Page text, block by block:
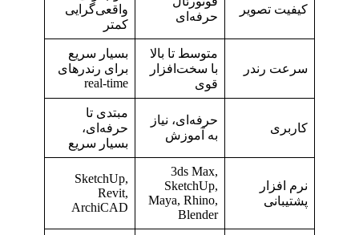
کیفیت تصویر
حرفه‌ای
واقعی‌گرایی
کمتر
سرعت رندر
متوسط تا بالا
با سخت‌افزار
قوی
بسیار سریع
برای رندرهای
real-time
کاربری
حرفه‌ای، نیاز
به آموزش
مبتدی تا
حرفه‌ای،
بسیار سریع
نرم‌ افزار
پشتیبانی
3ds Max,
SketchUp,
Maya, Rhino,
Blender
SketchUp,
Revit,
ArchiCAD